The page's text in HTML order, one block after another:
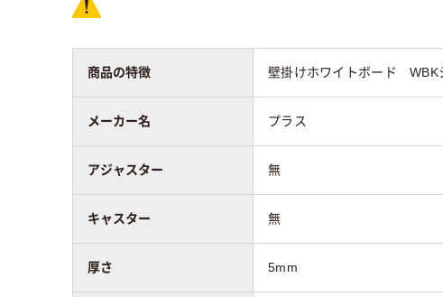
商品の特徴 壁掛けホワイトボード WBK
メーカー名 プラス
アジャスター 無
キャスター 無
厚さ 5mm